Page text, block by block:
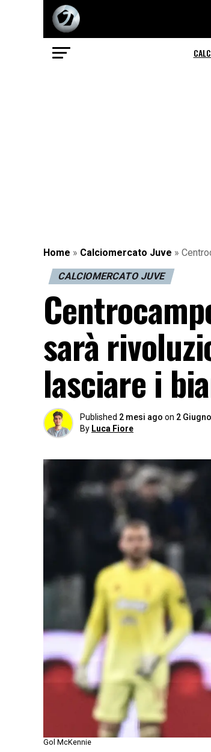
Home » Calciomercato Juve »
CALCIOMERCATO JUVE
sarà
lasciare i
Published 2 mesi ago on 2
By Luca Fiore
Gol McKennie